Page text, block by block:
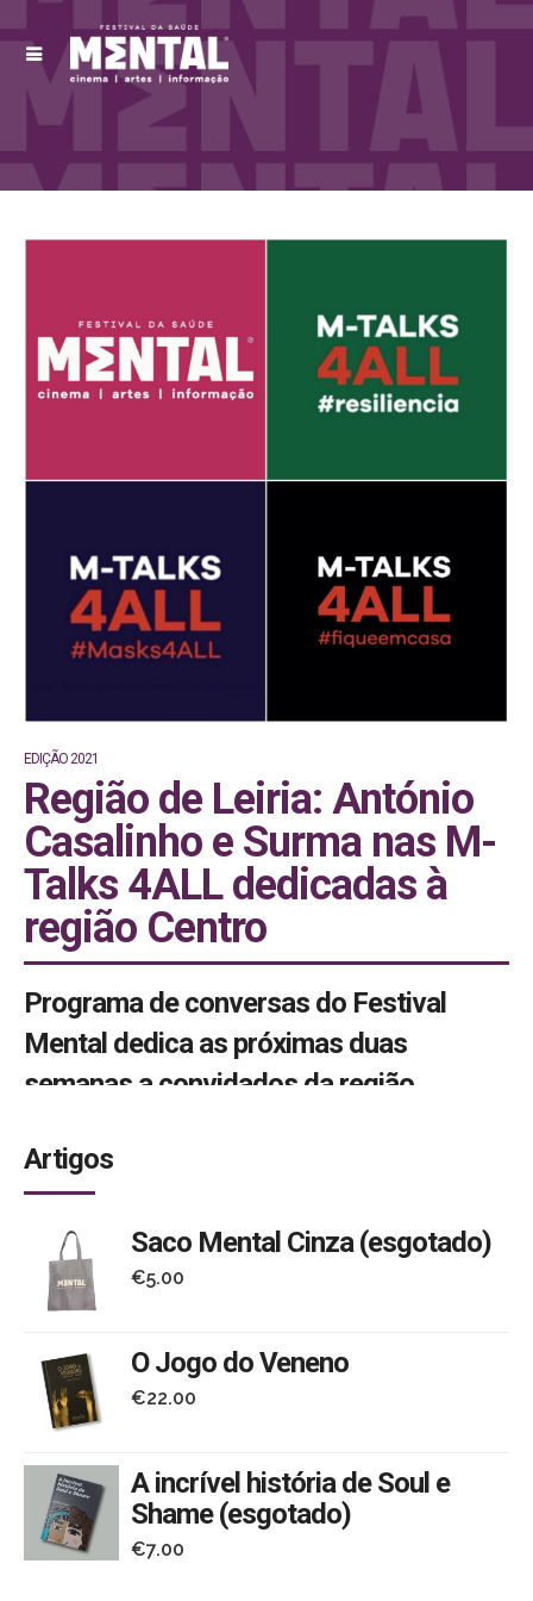
EDIÇÃO 2021
Região de Leiria: António
Casalinho e Surma nas M-
Talks 4ALL dedicadas à
região Centro
Programa de conversas do Festival
Mental dedica as próximas duas
semanas a convidados da região.
Redação
redacao@regiaodeleiria.pt
22 de março de 2021 17:23
O bailarino António Casalinho e a compositora e
produtora Surma, ambos de Leiria, são dos dos
convidados das M-Talks 4ALL, conjunto de conversas
que o Festival Mental está a promover e que durante
Centro.
O festival, que nasceu em 2017 dedicado à saúde
Artigos
Saco Mental Cinza (esgotado)
€5.00
O Jogo do Veneno
€22.00
A incrível história de Soul e
Shame (esgotado)
€7.00